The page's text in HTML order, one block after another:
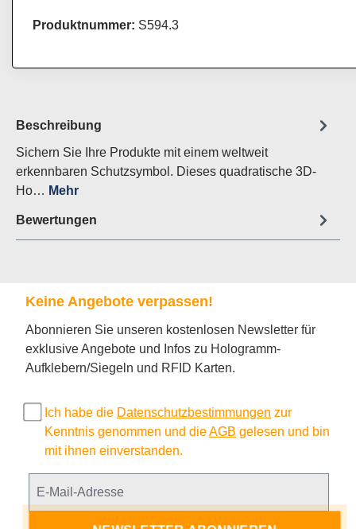
Produktnummer: S594.3
Beschreibung
Sichern Sie Ihre Produkte mit einem weltweit
erkennbaren Schutzsymbol. Dieses quadratische 3D-
Ho… Mehr
Bewertungen
Keine Angebote verpassen!
Abonnieren Sie unseren kostenlosen Newsletter für
exklusive Angebote und Infos zu Hologramm-
Aufklebern/Siegeln und RFID Karten.
Ich habe die Datenschutzbestimmungen zur
Kenntnis genommen und dieAGB gelesen und bin
mit ihnen einverstanden.